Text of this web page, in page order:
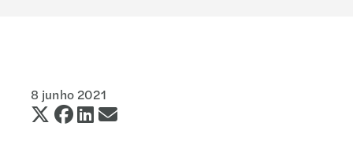
8 junho 2021